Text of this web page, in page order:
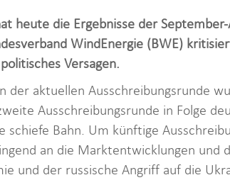
heute die Ergebnisse der
WindEnergie (BWE)
Versagen.
der aktuellen Ausschreibungsrunde
Ausschreibungsrunde in Folge
schiefe Bahn. Um künftige
an die Marktentwicklungen und
und der russische Angriff auf die